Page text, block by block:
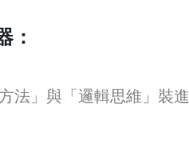
：
法」與「邏輯思維」裝進